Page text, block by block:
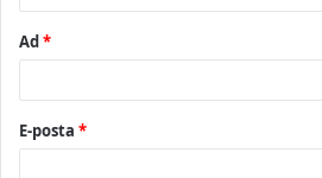
Ad*
E-posta *